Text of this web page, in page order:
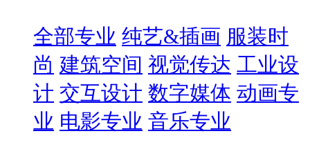
全部专业 纯艺&插画 服装时
尚 建筑空间 视觉传达 工业设
计 交互设计 数字媒体 动画专
业 电影专业 音乐专业